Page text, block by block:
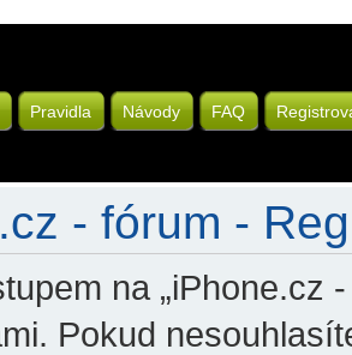
Pravidla Návody FAQ
- fórum -
na „iPhone.cz
Pokud